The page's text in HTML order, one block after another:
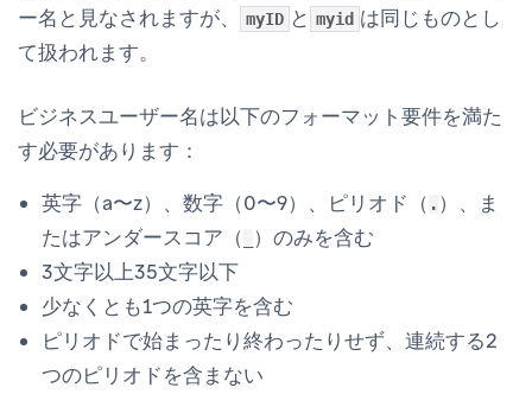
ー名と見なされますが、
myID と myid は同じものとし
て扱われます。
ビジネスユーザー名は以下のフォーマット要件を満た
す必要があります：
英字（a〜z）、数字（0〜9）、ピリオド（ . ）、ま
たはアンダースコア（ ）のみを含む
3文字以上35文字以下
少なくとも1つの英字を含む
ピリオドで始まったり終わったりせず、連続する2
つのピリオドを含まない